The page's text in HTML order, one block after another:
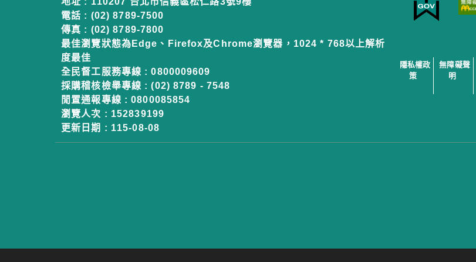
電話 : (02) 8789-7500
傳真 : (02) 8789-7800
最佳瀏覽狀態為Edge、Firefox及Chrome瀏覽器，1024 * 768以上解析
度最佳
全民督工服務專線 : 0800009609
採購稽核檢舉專線 : (02) 8789 - 7548
閒置通報專線 : 0800085854
隱私權政
策
無障礙聲
明
瀏覽人次 : 152839199
更新日期 : 115-08-08